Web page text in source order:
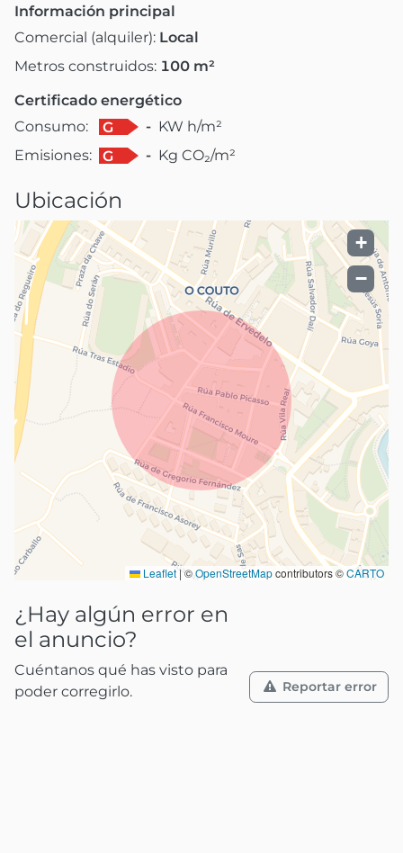
Información principal
Comercial (alquiler): Local
Metros construidos: 100 m²
Certificado energético
Consumo:
G - KW h/m²
Emisiones:
G - Kg CO₂/m²
Ubicación
+
−
Leaflet | ©OpenStreetMapcontributors ©CARTO
¿Hay algún error en
el anuncio?
Cuéntanos qué has visto para
poder corregirlo.
Reportar error